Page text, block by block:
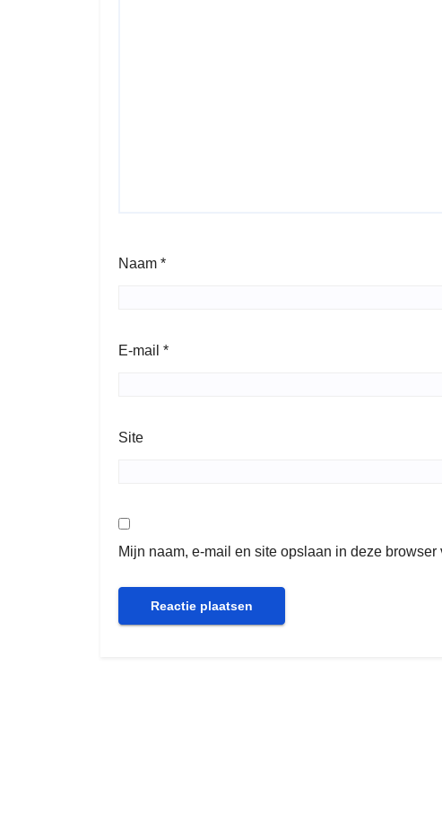
Naam *
E-mail *
Site
Mijn naam, e-mail en site opslaan in deze